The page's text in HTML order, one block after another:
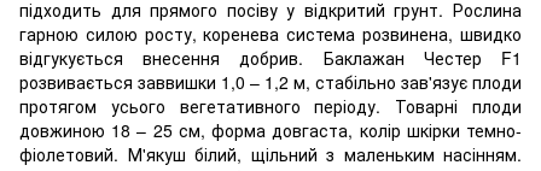
підходить для прямого посіву у відкритий грунт. Рослина
гарною силою росту, коренева система розвинена, швидко
відгукується внесення добрив. Баклажан Честер F1
розвивається заввишки 1,0 – 1,2 м, стабільно зав'язує плоди
протягом усього вегетативного періоду. Товарні плоди
довжиною 18 – 25 см, форма довгаста, колір шкірки темно-
фіолетовий. М'якуш білий, щільний з маленьким насінням.